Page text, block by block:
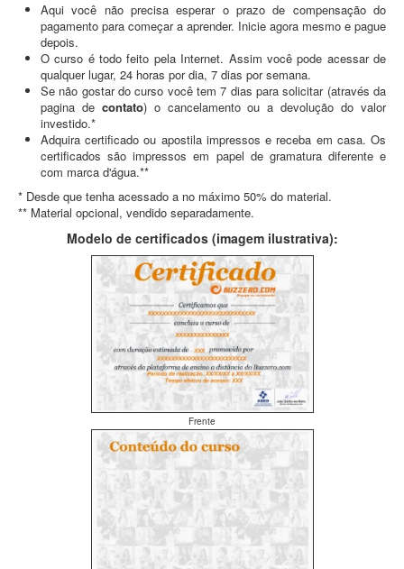
Aqui você não precisa esperar o prazo de compensação do
pagamento para começar a aprender. Inicie agora mesmo e pague
depois.
O curso é todo feito pela Internet. Assim você pode acessar de
qualquer lugar, 24 horas por dia, 7 dias por semana.
Se não gostar do curso você tem 7 dias para solicitar (através da
pagina de contato) o cancelamento ou a devolução do valor
investido.*
Adquira certificado ou apostila impressos e receba em casa. Os
certificados são impressos em papel de gramatura diferente e
com marca d'água.**
* Desde que tenha acessado a no máximo 50% do material.
** Material opcional, vendido separadamente.
Modelo de certificados (imagem ilustrativa):
Frente